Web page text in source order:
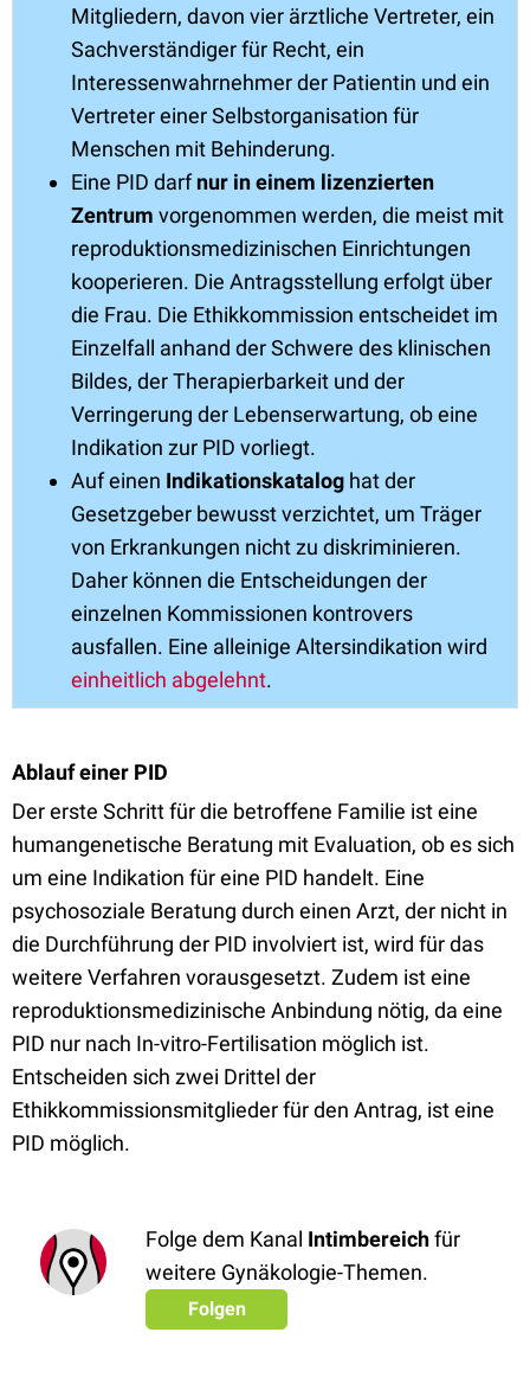
Mitgliedern, davon vier ärztliche Vertreter, ein
Sachverständiger für Recht, ein
Interessenwahrnehmer der Patientin und ein
Vertreter einer Selbstorganisation für
Menschen mit Behinderung.
Eine PID darfnur in einem lizenzierten
Zentrum vorgenommen werden, die meist mit
reproduktionsmedizinischen Einrichtungen
kooperieren. Die Antragsstellung erfolgt über
die Frau. Die Ethikkommission entscheidet im
Einzelfall anhand der Schwere des klinischen
Bildes, der Therapierbarkeit und der
Verringerung der Lebenserwartung, ob eine
Indikation zur PID vorliegt.
Auf einen Indikationskatalog hat der
Gesetzgeber bewusst verzichtet, um Träger
von Erkrankungen nicht zu diskriminieren.
Daher können die Entscheidungen der
einzelnen Kommissionen kontrovers
ausfallen. Eine alleinige Altersindikation wird
einheitlich abgelehnt.
Ablauf einer PID
Der erste Schritt für die betroffene Familie ist eine
humangenetische Beratung mit Evaluation, ob es sich
um eine Indikation für eine PID handelt. Eine
psychosoziale Beratung durch einen Arzt, der nicht in
die Durchführung der PID involviert ist, wird für das
weitere Verfahren vorausgesetzt. Zudem ist eine
reproduktionsmedizinische Anbindung nötig, da eine
PID nur nach In-vitro-Fertilisation möglich ist.
Entscheiden sich zwei Drittel der
Ethikkommissionsmitglieder für den Antrag, ist eine
PID möglich.
Folge dem Kanal Intimbereichfür
weitere Gynäkologie-Themen.
Folgen